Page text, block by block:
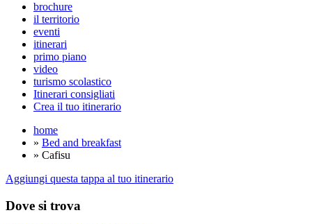
brochure
il territorio
eventi
itinerari
primo piano
video
turismo scolastico
Itinerari consigliati
Crea il tuo itinerario
home
» Bed and breakfast
» Cafisu
Aggiungi questa tappa al tuo itinerario
Dove si trova